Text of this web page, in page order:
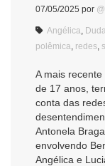
07/05/2025 por
Angélica Duda
polêmica redes
A mais
de 17 anos,
conta das
Antonela
envolvendo
Angélica e